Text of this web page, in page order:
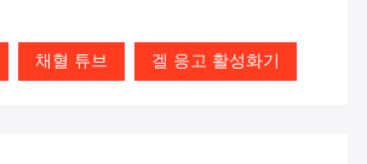
채혈 튜브 겔 응고 활성화기